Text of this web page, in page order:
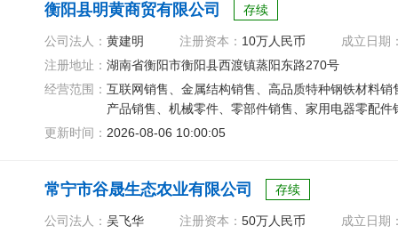
衡阳县明黄商贸有限公司 存续
公司法人： 黄建明 注册资本： 10万人民币
成立日期
注册地址： 湖南省衡阳市衡阳县西渡镇蒸阳东路270号
经营范围： 互联网销售、金属结构销售、高品质特种钢铁材料
产品销售、机械零件、零部件销售、家用电器零配
更新时间： 2026-08-06 10:00:05
常宁市谷晟生态农业有限公司 存续
公司法人： 吴飞华 注册资本： 50万人民币
成立日期